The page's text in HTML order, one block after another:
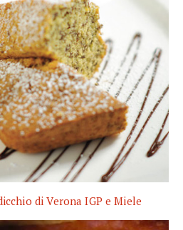
di Verona IGP e Miele